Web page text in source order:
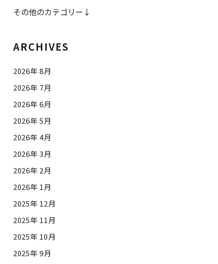
その他のカテゴリー↓
ARCHIVES
2026年 8月
2026年 7月
2026年 6月
2026年 5月
2026年 4月
2026年 3月
2026年 2月
2026年 1月
2025年 12月
2025年 11月
2025年 10月
2025年 9月